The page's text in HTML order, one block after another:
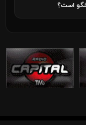
است؟